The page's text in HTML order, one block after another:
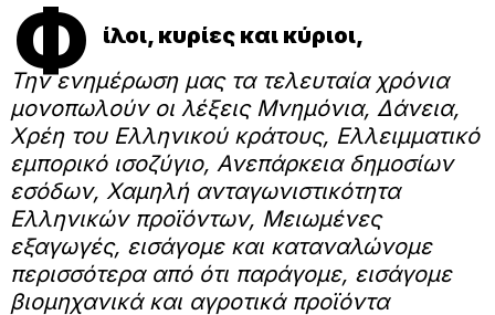
Φ
ίλοι, κυρίες και κύριοι,
Την ενημέρωση μας τα τελευταία χρόνια
μονοπωλούν οι λέξεις Μνημόνια, Δάνεια,
Χρέη του Ελληνικού κράτους, Ελλειμματικό
εμπορικό ισοζύγιο, Ανεπάρκεια δημοσίων
εσόδων, Χαμηλή ανταγωνιστικότητα
Ελληνικών προϊόντων, Μειωμένες
εξαγωγές, εισάγομε και καταναλώνομε
περισσότερα από ότι παράγομε, εισάγομε
βιομηχανικά και αγροτικά προϊόντα